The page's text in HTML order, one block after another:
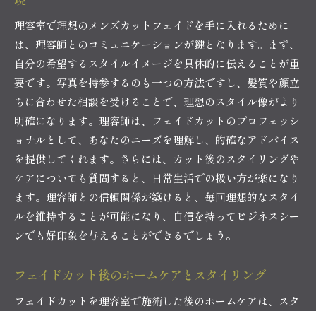
理容室で理想のメンズカットフェイドを手に入れるために
は、理容師とのコミュニケーションが鍵となります。まず、
自分の希望するスタイルイメージを具体的に伝えることが重
要です。写真を持参するのも一つの方法ですし、髪質や顔立
ちに合わせた相談を受けることで、理想のスタイル像がより
明確になります。理容師は、フェイドカットのプロフェッシ
ョナルとして、あなたのニーズを理解し、的確なアドバイス
を提供してくれます。さらには、カット後のスタイリングや
ケアについても質問すると、日常生活での扱い方が楽になり
ます。理容師との信頼関係が築けると、毎回理想的なスタイ
ルを維持することが可能になり、自信を持ってビジネスシー
ンでも好印象を与えることができるでしょう。
フェイドカット後のホームケアとスタイリング
フェイドカットを理容室で施術した後のホームケアは、スタ